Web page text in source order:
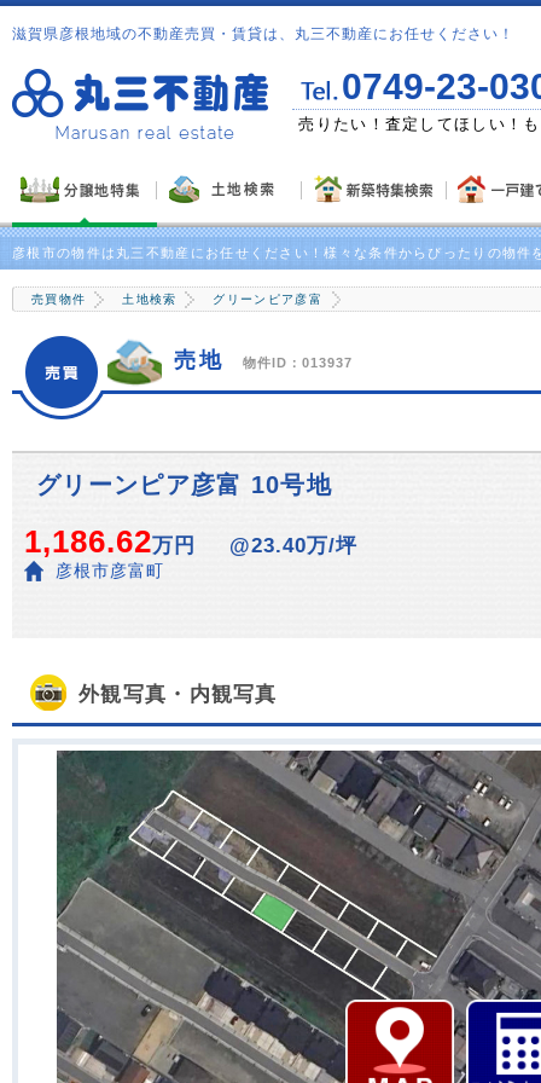
滋賀県彦根地域の不動産売買・賃貸は、丸三不動産にお任せください！
0749-23-
ント！ 売りたい！査定してほしい！
彦根市の物件は丸三不動産にお任せください！様々な条件からぴったりの物件
売買物件 土地検索 グリーンピア彦富
売地 物件ID：013937
グリーンピア彦富 10号地
1,186.62万円 @23.40万/坪
彦根市彦富町
外観写真・内観写真